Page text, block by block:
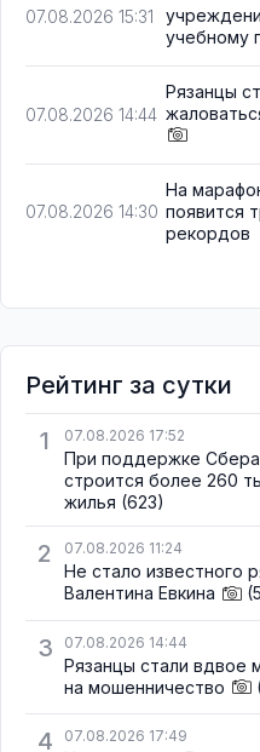
07.08.2026 15:31
учебному
07.08.2026 14:44
Рязанцы
07.08.2026 14:30
На
появится
рекордов
Рейтинг за сутки
1
07.08.2026 17:52
При поддержке Сбера
строится более 260
жилья (623)
2 07.08.2026 11:24
Не стало известного
Валентина Евкина
3 07.08.2026 14:44
Рязанцы стали вдвое
на мошенничество
4 07.08.2026 17:49